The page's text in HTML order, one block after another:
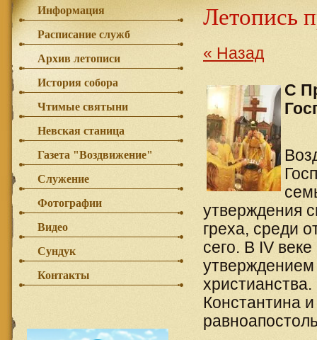
Летопись
« Назад
С
утверждения
греха, среди
сего. В IV
Константина
Информация
Расписание служб
Архив летописи
История собора
Чтимые святыни
Невская станица
Газета "Воздвижение"
Служение
Фотографии
Видео
Сундук
Контакты